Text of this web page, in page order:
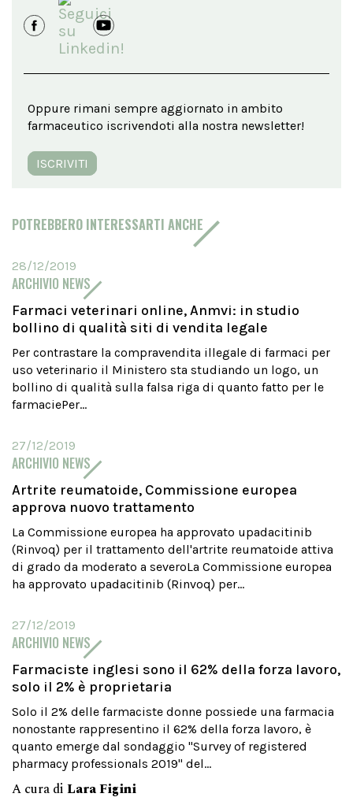
Oppure rimani sempre aggiornato in ambito
farmaceutico iscrivendoti alla nostra newsletter!
ISCRIVITI
POTREBBERO INTERESSARTI ANCHE
28/12/2019
ARCHIVIO NEWS
Farmaci veterinari online, Anmvi: in studio
bollino di qualità siti di vendita legale
Per contrastare la compravendita illegale di farmaci per
uso veterinario il Ministero sta studiando un logo, un
bollino di qualità sulla falsa riga di quanto fatto per le
farmaciePer...
27/12/2019
ARCHIVIO NEWS
Artrite reumatoide, Commissione europea
approva nuovo trattamento
La Commissione europea ha approvato upadacitinib
(Rinvoq) per il trattamento dell'artrite reumatoide attiva
di grado da moderato a severoLa Commissione europea
ha approvato upadacitinib (Rinvoq) per...
27/12/2019
ARCHIVIO NEWS
Farmaciste inglesi sono il 62% della forza lavoro,
solo il 2% è proprietaria
Solo il 2% delle farmaciste donne possiede una farmacia
nonostante rappresentino il 62% della forza lavoro, è
quanto emerge dal sondaggio "Survey of registered
pharmacy professionals 2019" del...
A cura di Lara Figini